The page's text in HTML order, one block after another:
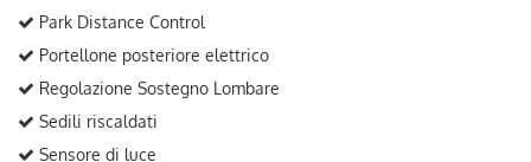
Park Distance Control
Portellone posteriore elettrico
Regolazione Sostegno Lombare
Sedili riscaldati
Sensore di luce